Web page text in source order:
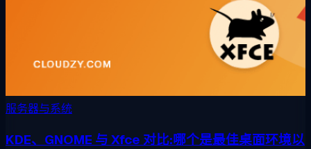
服务器与系统
KDE、GNOME 与 Xfce 对比:哪个是最佳桌面环境以